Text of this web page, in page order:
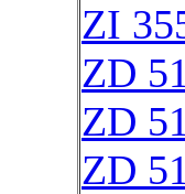
ZI
ZD
ZD
ZD